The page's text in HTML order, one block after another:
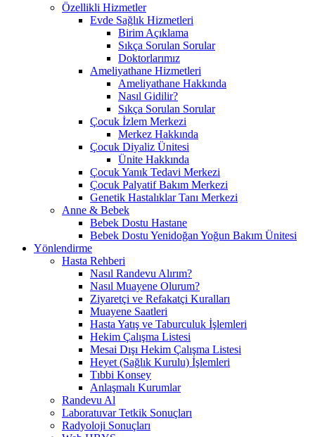
Özellikli Hizmetler
Evde Sağlık Hizmetleri
Birim Açıklama
Sıkça Sorulan Sorular
Doktorlarımız
Ameliyathane Hizmetleri
Ameliyathane Hakkında
Nasıl Gidilir?
Sıkça Sorulan Sorular
Çocuk İzlem Merkezi
Merkez Hakkında
Çocuk Diyaliz Ünitesi
Ünite Hakkında
Çocuk Yanık Tedavi Merkezi
Çocuk Palyatif Bakım Merkezi
Genetik Hastalıklar Tanı Merkezi
Anne & Bebek
Bebek Dostu Hastane
Bebek Dostu Yenidoğan Yoğun Bakım Ünitesi
Yönlendirme
Hasta Rehberi
Nasıl Randevu Alırım?
Nasıl Muayene Olurum?
Ziyaretçi ve Refakatçi Kuralları
Muayene Saatleri
Hasta Yatış ve Taburculuk İşlemleri
Hekim Çalışma Listesi
Mesai Dışı Hekim Çalışma Listesi
Heyet (Sağlık Kurulu) İşlemleri
Tıbbi Konsey
Anlaşmalı Kurumlar
Randevu Al
Laboratuvar Tetkik Sonuçları
Radyoloji Sonuçları